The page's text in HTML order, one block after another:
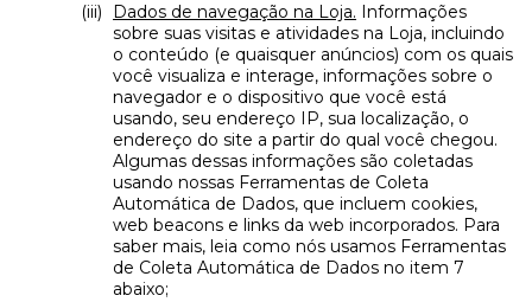
Dados de navegação na Loja. Informações
sobre suas visitas e atividades na Loja, incluindo
o conteúdo (e quaisquer anúncios) com os quais
você visualiza e interage, informações sobre o
navegador e o dispositivo que você está
usando, seu endereço IP, sua localização, o
endereço do site a partir do qual você chegou.
Algumas dessas informações são coletadas
usando nossas Ferramentas de Coleta
Automática de Dados, que incluem cookies,
web beacons e links da web incorporados. Para
saber mais, leia como nós usamos Ferramentas
de Coleta Automática de Dados no item 7
abaixo;